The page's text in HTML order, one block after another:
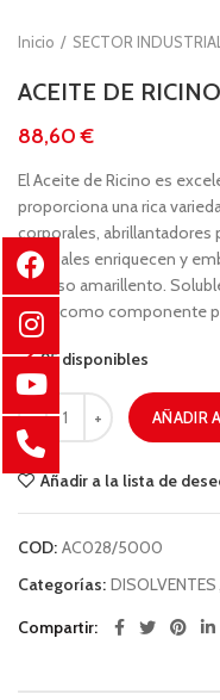
Inicio SECTOR INDUSTRIAL
ACEITE DE
€
El Aceite de Ricino es
proporciona una rica
corporales, abrillantadores
los cuales enriquecen y
viscoso amarillento.
tiene como componente
95 disponibles
AÑADIR
Añadir a la lista de
COD: AC028/5000
Categorías: DISOLVENTES,
Compartir